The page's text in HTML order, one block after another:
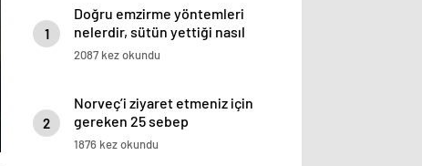
1
Doğru emzirme yöntemleri
nelerdir, sütün yettiği nasıl
anlaşılır?
2087 kez okundu
2
Norveç’i ziyaret etmeniz için
gereken 25 sebep
1876 kez okundu